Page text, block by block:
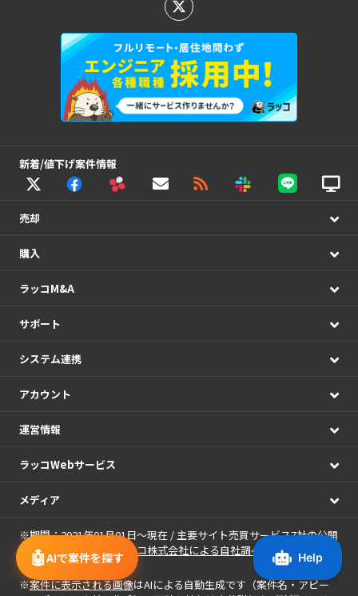
🤖AIで案件を探す
新着/値下げ案件情報
売却
購入
ラッコM&A
サポート
システム連携
アカウント
運営情報
ラッコWebサービス
メディア
※期間：2021年01月01日～現在 / 主要サイト売買サービス7社の公開
情報の日次集計（ ラッコ株式会社による自社調べ ）
※案件に表示される画像はAIによる自動生成です（案件名・アピー